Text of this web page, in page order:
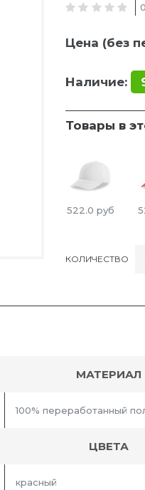
Цена (без
Наличие:
Товары в
522.0 руб
КОЛИЧЕСТВО
МАТЕРИАЛ
100% переработанный
ЦВЕТА
красный